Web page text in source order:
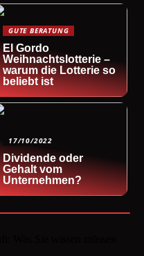
GUTE BERATUNG
El Gordo
Weihnachtslotterie –
warum die Lotterie so
beliebt ist
17/10/2022
Dividende oder
Gehalt vom
Unternehmen?